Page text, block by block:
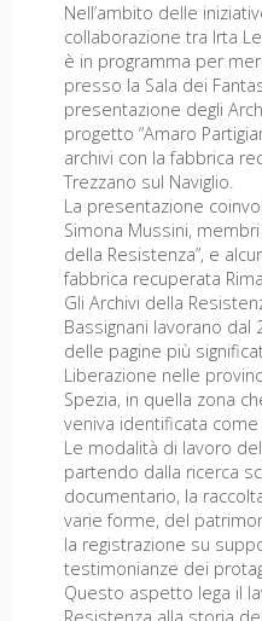
Nell’ambito delle
collaborazione tra Irta
è in programma per
presso la Sala dei
presentazione degli
progetto “Amaro
archivi con la fabbrica
Trezzano sul Naviglio.
La presentazione
Simona Mussini,
della Resistenza”, e
fabbrica recuperata
Gli Archivi della
Bassignani lavorano dal
delle pagine più
Liberazione nelle
Spezia, in quella zona
veniva identificata
Le modalità di lavoro
partendo dalla ricerca
documentario, la
varie forme, del
la registrazione su
testimonianze dei
Questo aspetto lega il